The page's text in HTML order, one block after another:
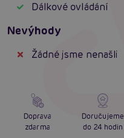
Dálkové ovládání
Nevýhody
Žádné jsme nenašli
Doprava
zdarma
Doručujeme
do 24 hodin